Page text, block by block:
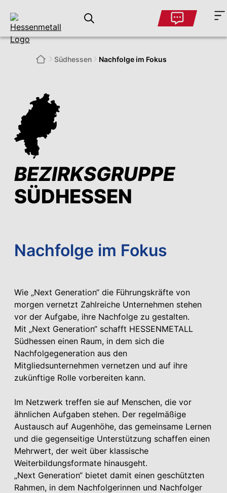
BEZIRKSGRUPPE
SÜDHESSEN
Nachfolge im Fokus
Wie „Next Generation“ die Führungskräfte von
morgen vernetzt Zahlreiche Unternehmen stehen
vor der Aufgabe, ihre Nachfolge zu gestalten.
Mit „Next Generation“ schafft HESSENMETALL
Südhessen einen Raum, in dem sich die
Nachfolgegeneration aus den
Mitgliedsunternehmen vernetzen und auf ihre
zukünftige Rolle vorbereiten kann.
Im Netzwerk treffen sie auf Menschen, die vor
ähnlichen Aufgaben stehen. Der regelmäßige
Austausch auf Augenhöhe, das gemeinsame Lernen
und die gegenseitige Unterstützung schaffen einen
Mehrwert, der weit über klassische
Weiterbildungsformate hinausgeht.
„Next Generation“ bietet damit einen geschützten
Rahmen, in dem Nachfolgerinnen und Nachfolger
Südhessen Nachfolge im Fokus